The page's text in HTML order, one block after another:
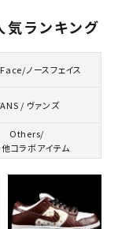
気ランキング
ノースフェイス
/ ヴァンズ
Others/
コラボアイテム